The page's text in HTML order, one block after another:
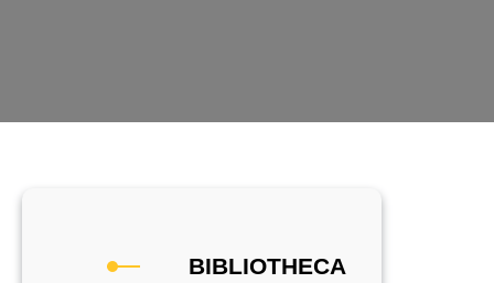
BIBLIOTHECA